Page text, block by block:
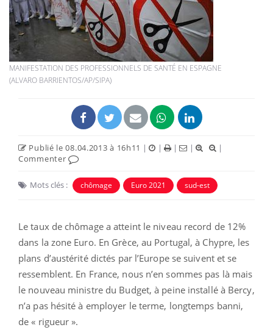
MANIFESTATION DES PROFESSIONNELS DE SANTÉ EN ESPAGNE
(ALVARO BARRIENTOS/AP/SIPA)
Publié le 08.04.2013 à 16h11 | | | |
|
Commenter
Mots clés : chômage Euro 2021 sud-est
Le taux de chômage a atteint le niveau record de 12%
dans la zone Euro. En Grèce, au Portugal, à Chypre, les
plans d’austérité dictés par l’Europe se suivent et se
ressemblent. En France, nous n’en sommes pas là mais
le nouveau ministre du Budget, à peine installé à Bercy,
n’a pas hésité à employer le terme, longtemps banni,
de « rigueur ».